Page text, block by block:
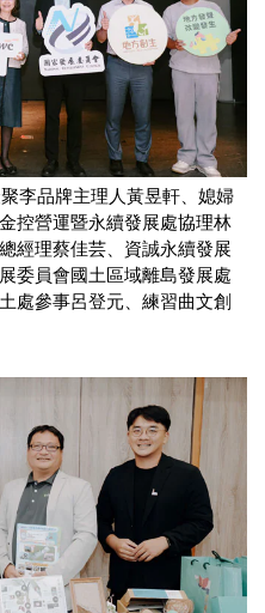
李品牌主理人黃昱軒、媳婦
控營運暨永續發展處協理林
經理蔡佳芸、資誠永續發展
委員會國土區域離島發展處
處參事呂登元、練習曲文創